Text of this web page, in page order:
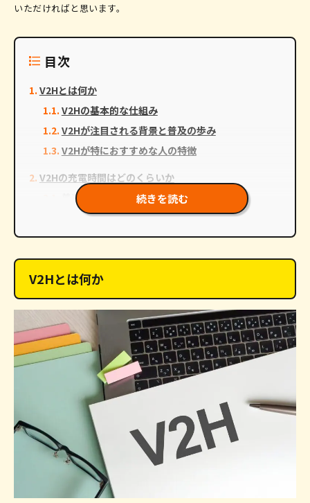
いただければと思います。
目次
V2Hとは何か
V2Hの基本的な仕組み
V2Hが注目される背景と普及の歩み
V2Hが特におすすめな人の特徴
V2Hの充電時間はどのくらいか
普通充電との速度比較
充電時間に影響する主な要因
電気自動車（EV）の車種・バッテリー容量
V2H機器の出力性能
系統連系と非系統連系の違い
充電時間を短縮するための工夫
V2H導入のメリット
充電スピードが速く利便性が高い
電気料金の大幅な節約が見込める
停電・災害時に電気自動車を非常用電源として活
用できる
太陽光発電との組み合わせで効果が最大化する
大容量蓄電池の代替として機能する
補助金の対象となりコスト負担を軽減できる
V2H機器の選び方
続きを読む
V2Hとは何か